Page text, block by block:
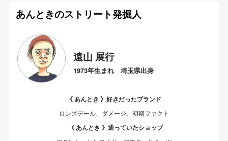
あんときのストリート発掘人
遠山 展行
1973年生まれ 埼玉県出身
《 あんとき 》好きだったブランド
ロンズデール、ダメージ、初期ファクト
《 あんとき 》通っていたショップ